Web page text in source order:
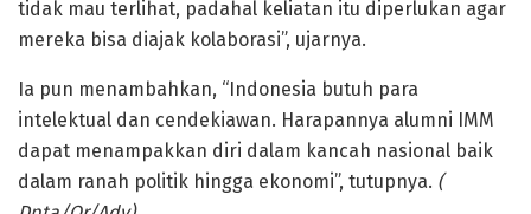
tidak mau terlihat, padahal keliatan itu diperlukan agar
mereka bisa diajak kolaborasi”, ujarnya.
Ia pun menambahkan, “Indonesia butuh para
intelektual dan cendekiawan. Harapannya alumni IMM
dapat menampakkan diri dalam kancah nasional baik
dalam ranah politik hingga ekonomi”, tutupnya. (